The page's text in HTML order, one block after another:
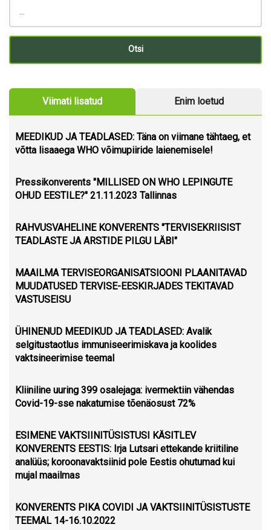
Viimati lisatud Enim loetud
MEEDIKUD JA TEADLASED: Täna on viimane tähtaeg, et
võtta lisaaega WHO võimupiiride laienemisele!
Pressikonverents "MILLISED ON WHO LEPINGUTE
OHUD EESTILE?" 21.11.2023 Tallinnas
RAHVUSVAHELINE KONVERENTS "TERVISEKRIISIST
TEADLASTE JA ARSTIDE PILGU LÄBI"
MAAILMA TERVISEORGANISATSIOONI PLAANITAVAD
MUUDATUSED TERVISE-EESKIRJADES TEKITAVAD
VASTUSEISU
ÜHINENUD MEEDIKUD JA TEADLASED: Avalik
selgitustaotlus immuniseerimiskava ja koolides
vaktsineerimise teemal
Kliiniline uuring 399 osalejaga: ivermektiin vähendas
Covid-19-sse nakatumise tõenäosust 72%
ESIMENE VAKTSIINITÜSISTUSI KÄSITLEV
KONVERENTS EESTIS: Irja Lutsari ettekande kriitiline
analüüs; koroonavaktsiinid pole Eestis ohutumad kui
mujal maailmas
KONVERENTS PIKA COVIDI JA VAKTSIINITÜSISTUSTE
TEEMAL 14-16.10.2022